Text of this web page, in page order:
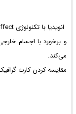
می‌کند.
مقایسه کردن کارت